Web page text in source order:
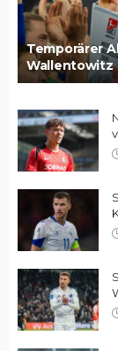
Temporärer
Wallentowitz